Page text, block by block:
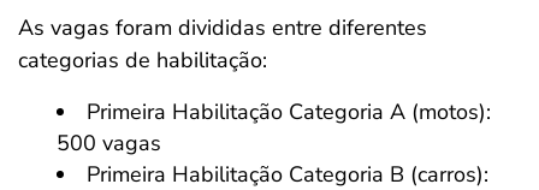
As vagas foram divididas entre diferentes
categorias de habilitação:
Primeira Habilitação Categoria A (motos):
500 vagas
Primeira Habilitação Categoria B (carros):